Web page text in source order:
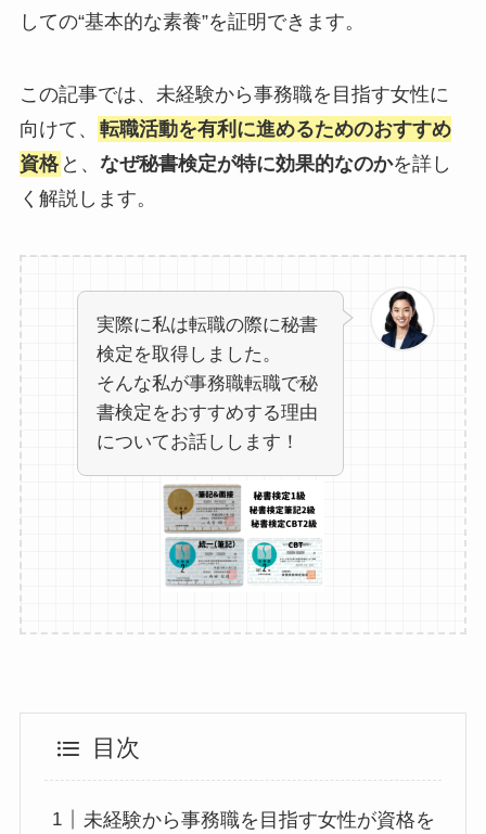
しての“基本的な素養”を証明できます。
この記事では、未経験から事務職を目指す女性に
向けて、
転職活動を有利に進めるためのおすすめ
資格 と、 なぜ秘書検定が特に効果的なのかを詳し
く解説します。
実際に私は転職の際に秘書
検定を取得しました。
そんな私が事務職転職で秘
書検定をおすすめする理由
についてお話しします！
目次
未経験から事務職を目指す女性が資格を